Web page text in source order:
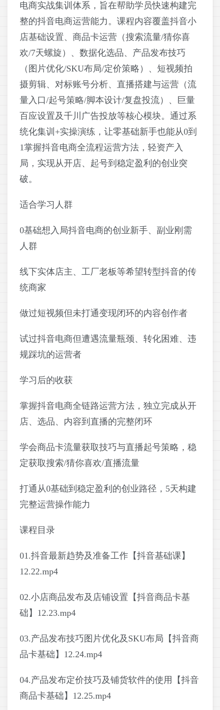
电商实战集训体系，旨在帮助学员快速构建完
整的抖音电商运营能力。课程内容覆盖抖音小
店基础设置、商品卡运营（搜索流量/猜你喜
欢/7天螺旋）、数据化选品、产品发布技巧
（图片优化/SKU布局/定价策略）、短视频拍
摄剪辑、对标账号分析、直播搭建与运营（流
量入口/起号策略/脚本设计/复盘投流）、巨量
百应设置及千川广告投放等核心模块。通过系
统化集训+实操演练，让零基础新手也能从0到
1掌握抖音电商全流程运营方法，轻资产入
局，实现从开店、起号到稳定盈利的创业突
破。
适合学习人群
0基础想入局抖音电商的创业新手、副业刚需
人群
线下实体店主、工厂老板等希望转型抖音的传
统商家
做过短视频但未打通变现闭环的内容创作者
试过抖音电商但遭遇流量瓶颈、转化困难、违
规踩坑的运营者
学习后的收获
掌握抖音电商全链路运营方法，独立完成从开
店、选品、内容到直播的完整闭环
学会商品卡流量获取技巧与直播起号策略，稳
定获取搜索/猜你喜欢/直播流量
打通从0基础到稳定盈利的创业路径，5天构建
完整运营操作能力
课程目录
01.抖音最新趋势及准备工作【抖音基础课】
12.22.mp4
02.小店商品发布及店铺设置【抖音商品卡基
础】12.23.mp4
03.产品发布技巧图片优化及SKU布局【抖音商
品卡基础】12.24.mp4
04.产品发布定价技巧及铺货软件的使用【抖音
商品卡基础】12.25.mp4